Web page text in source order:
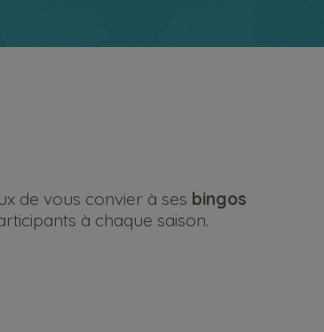
de vous convier à ses bingos
à chaque saison.